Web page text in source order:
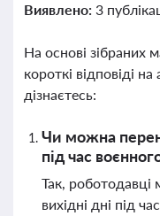
Виявлено: 3
На основі зібраних
короткі відповіді
дізнаєтесь:
Чи можна
під час
Так, роботодавці
вихідні дні під